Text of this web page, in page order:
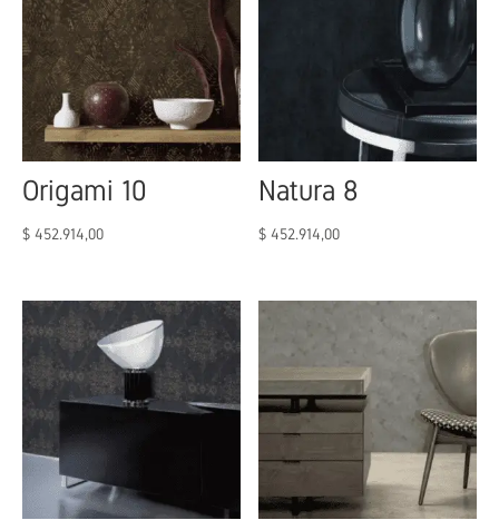
Origami 10
$ 452.914,00
Natura 8
$ 452.914,00